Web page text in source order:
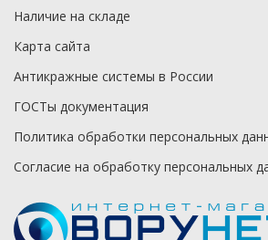
Наличие на складе
Карта сайта
Антикражные системы в России
ГОСТы документация
Политика обработки персональных
Согласие на обработку персональных